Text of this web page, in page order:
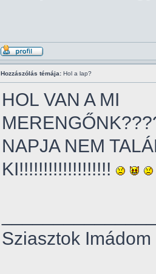
Hozzászólás témája: Hol a lap?
HOL VAN A MI
NAPJA NEM
KI!!!!!!!!!!!!!!!!!!!
Sziasztok Imádom